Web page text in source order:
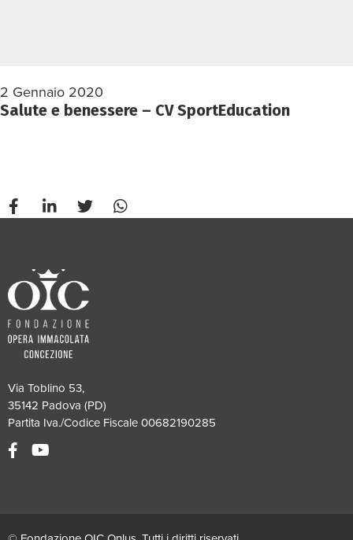
2 Gennaio 2020
Salute e benessere – CV SportEducation
Via Toblino 53,
35142 Padova (PD)
Partita Iva./Codice Fiscale 00682190285